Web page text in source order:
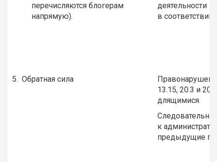
перечисляются блогерам
напрямую).
деятельности
в
5. Обратная сила
13.15, 20.3 и
длящимися.
к
предыдущие